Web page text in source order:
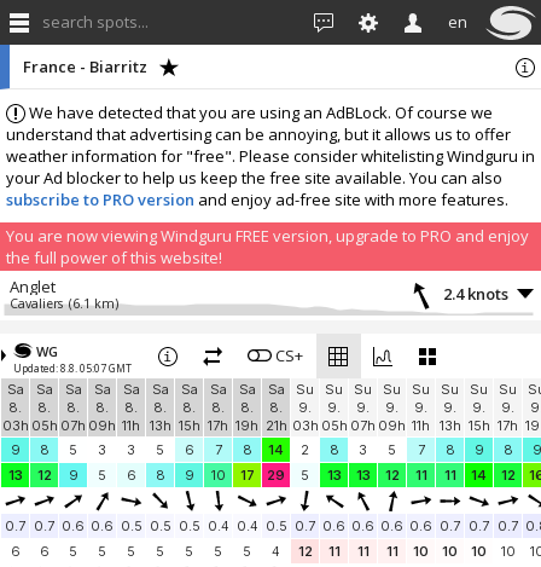
search spots... en
We have detected that you are using an AdBLock. Of course we
understand that advertising can be annoying, but it allows us to offer
weather information for "free". Please consider whitelisting Windguru in
your Ad blocker to help us keep the free site available. You can also
subscribe to PRO version and enjoy ad-free site with more features.
You are now viewing Windguru FREE version, upgrade to PRO and enjoy
the full power of this website!
France - Biarritz
Anglet
Cavaliers (6.1 km) 2.4 knots
Socoa - Saint Jean de Luz
Socoa (13.4 km)
ADVENTURE COTE BASQUE PARAMOTEUR
Pioupiou 220 (15.9 km)
1 knots
Windbird 1715
Windbird 1715 (19.7 km)
2.7 knots
France, Seignosse
Seignosse (26.5 km)
6.3 knots
Windbird 1784
Windbird 1784 (30.7 km)
3.2 knots
WG
Updated: 8.8. 05:07 GMT
CS+
Sa
8.
03h
Sa
8.
05h
Sa
8.
07h
Sa
8.
09h
Sa
8.
11h
Sa
8.
13h
Sa
8.
15h
Sa
8.
17h
Sa
8.
19h
Sa
8.
21h
Su
9.
03h
Su
9.
05h
Su
9.
07h
Su
9.
09h
Su
9.
11h
Su
9.
13h
Su
9.
15h
Su
9.
17h
9
8 5 3 3 5 6 7 8 14 2 8 3 5 7 8 9 8
9
13
12 9 5 6 8 9 10 17 29 5 13 13 12 11 11 14 12
0.7 0.7 0.6 0.6 0.5 0.5 0.5 0.4 0.4 0.5 0.7 0.6 0.6 0.6 0.6 0.7 0.7 0.7
6
6 5 5 5 5 5 5 5 4 12 11 11 11 10 10 10 10